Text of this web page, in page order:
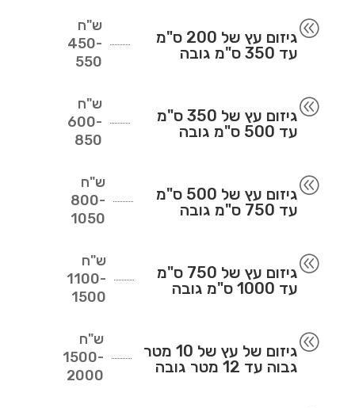
@
גיזום עץ של 200 ס"מ
עד 350 ס"מ גובה
ש"ח
450-
550
@
גיזום עץ של 350 ס"מ
עד 500 ס"מ גובה
ש"ח
600-
850
@
גיזום עץ של 500 ס"מ
עד 750 ס"מ גובה
ש"ח
800-
1050
@
גיזום עץ של 750 ס"מ
עד 1000 ס"מ גובה
ש"ח
1100-
1500
@
גיזום של עץ של 10 מטר
גבוה עד 12 מטר גובה
ש"ח
1500-
2000